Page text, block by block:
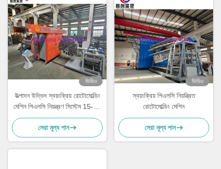
ভিডিও
উত্পাদন উদ্ভিদ স্বয়ংক্রিয় রোটোমোল্ডিং
মেশিন পিএলসি নিয়ন্ত্রণ সিস্টেম 15-30
মিনিট চক্র সময় সঙ্গে
সেরা মূল্য পান
ভিডিও
স্বয়ংক্রিয় পিএলসি নিয়ন্ত্রিত
রোটোমোল্ডিং মেশিন
সেরা মূল্য পান